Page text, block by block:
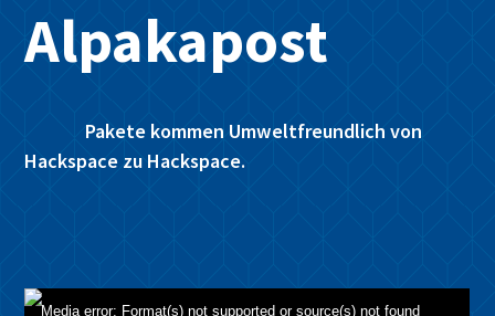
Alpakapost
Pakete kommen Umweltfreundlich von
Hackspace zu Hackspace.